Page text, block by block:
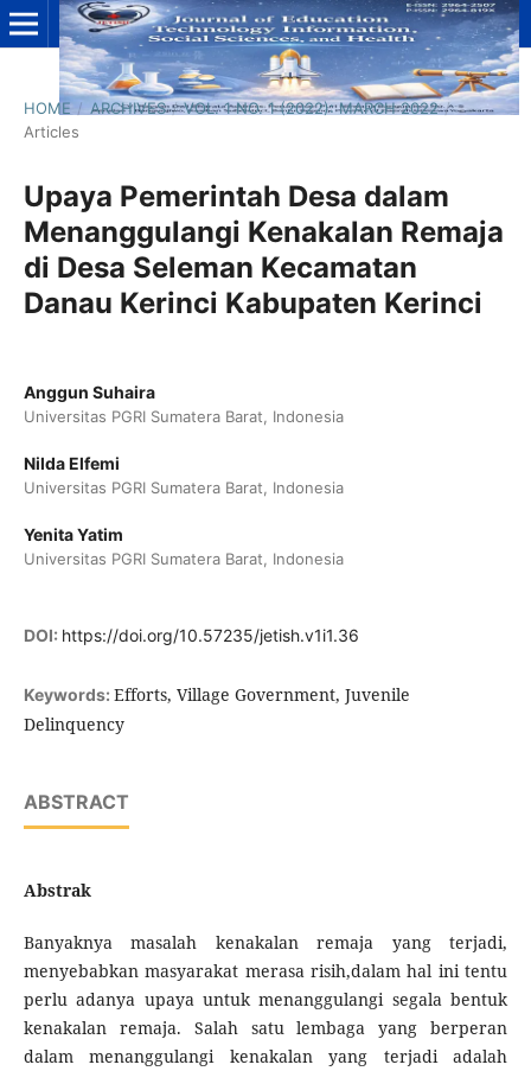
HOME / ARCHIVES / VOL. 1 NO. 1 (2022): MARCH 2022 /
Articles
Upaya Pemerintah Desa dalam
Menanggulangi Kenakalan Remaja
di Desa Seleman Kecamatan
Danau Kerinci Kabupaten Kerinci
Anggun Suhaira
Universitas PGRI Sumatera Barat, Indonesia
Nilda Elfemi
Universitas PGRI Sumatera Barat, Indonesia
Yenita Yatim
Universitas PGRI Sumatera Barat, Indonesia
DOI: https://doi.org/10.57235/jetish.v1i1.36
Keywords: Efforts, Village Government, Juvenile
Delinquency
ABSTRACT
Abstrak
Banyaknya masalah kenakalan remaja yang terjadi,
menyebabkan masyarakat merasa risih,dalam hal ini tentu
perlu adanya upaya untuk menanggulangi segala bentuk
kenakalan remaja. Salah satu lembaga yang berperan
dalam menanggulangi kenakalan yang terjadi adalah